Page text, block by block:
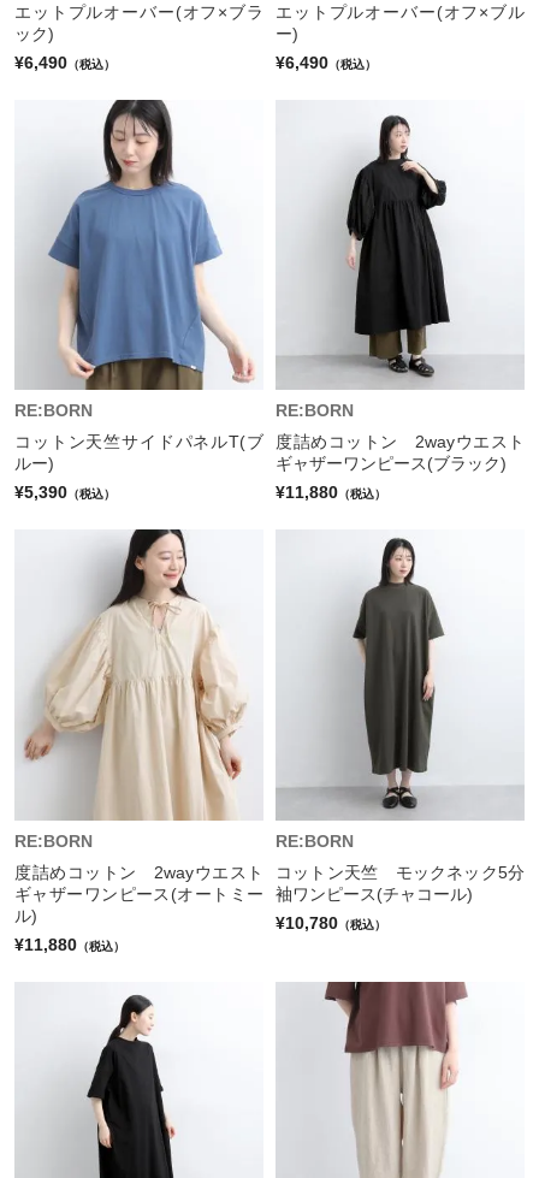
エットプルオーバー(オフ×ブラ
ック)
¥6,490 （税込）
エットプルオーバー(オフ×ブル
ー)
¥6,490 （税込）
RE:BORN
コットン天竺サイドパネルT(ブ
ルー)
¥5,390 （税込）
RE:BORN
度詰めコットン 2wayウエスト
ギャザーワンピース(ブラック)
¥11,880 （税込）
RE:BORN
度詰めコットン 2wayウエスト
ギャザーワンピース(オートミー
ル)
¥11,880 （税込）
RE:BORN
コットン天竺 モックネック5分
袖ワンピース(チャコール)
¥10,780 （税込）